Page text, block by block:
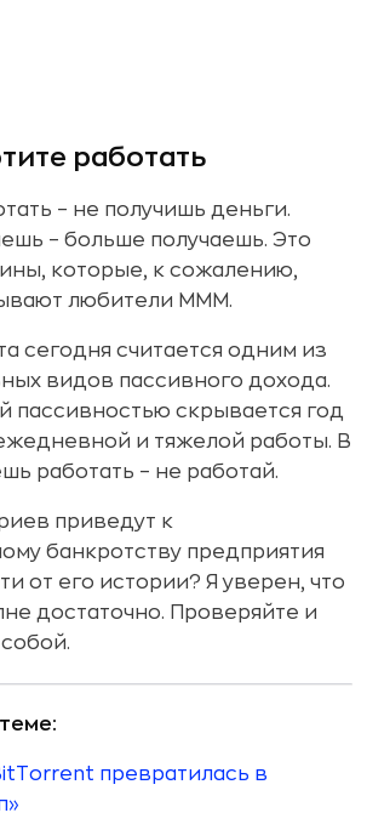
работать
– не получишь деньги.
– больше получаешь. Это
которые, к сожалению,
любители МММ.
сегодня считается одним из
видов пассивного дохода.
пассивностью скрывается год
и тяжелой работы. В
работать – не работай.
приведут к
банкротству предприятия
от его истории? Я уверен, что
достаточно. Проверяйте и
превратилась в